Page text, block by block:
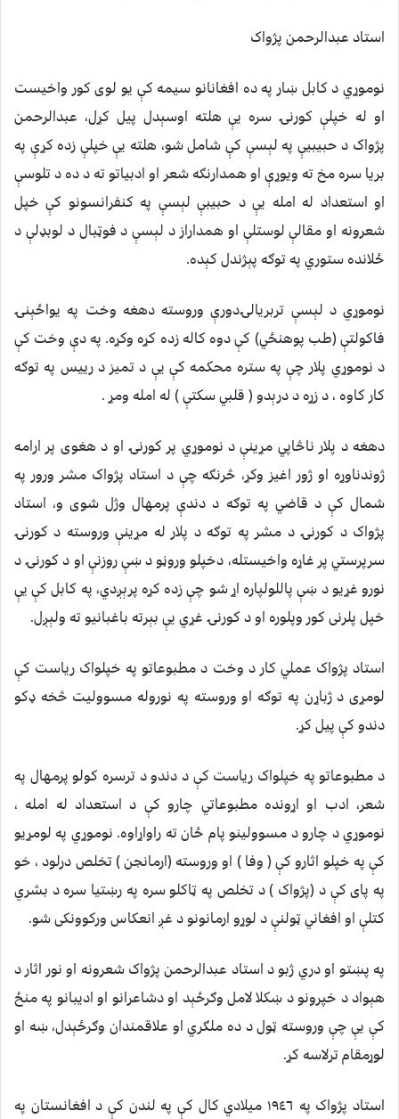
استاد عبدالرحمن پژواک
نوموړي د کابل ښار په ده افغانانو سيمه کې يو لوى کور واخيست
او له خپلې کورنۍ سره يې هلته اوسېدل پيل کړل، عبدالرحمن
پژواک د حبيبيې په لېسې کې شامل شو، هلته يې خپلې زده کړې په
بريا سره مخ ته ويوړې او همدارنګه شعر او ادبياتو ته د ده د تلوسې
او استعداد له امله يې د حبيبې لېسې په کنفرانسونو کې خپل
شعرونه او مقالې لوستلې او همداراز د لېسې د فوټبال د لوبډلې د
ځلانده ستوري په توګه پېژندل کېده.
نوموړي د لېسې تربريالۍدورې وروسته دهغه وخت په يواځېنۍ
فاکولتې (طب پوهنځي) کې دوه کاله زده کړه وکړه. په دې وخت کې
د نوموړي پلار چې په ستره محکمه کې يې د تميز د رييس په توګه
کار کاوه ، د زړه د درېدو ( قلبي سکتې ) له امله ومړ .
دهغه د پلار ناڅاپي مړينې د نوموړي پر کورنۍ او د هغوى پر ارامه
ژوندناوړه او ژور اغيز وکړ، څرنګه چې د استاد پژواک مشر ورور په
شمال کې د قاضي په توګه د دندې پرمهال وژل شوى و، استاد
پژواک د کورنۍ د مشر په توګه د پلار له مړينې وروسته د کورنۍ
سرپرستي پر غاړه واخيستله، دخپلو وروڼو د ښې روزنې او د کورنۍ د
نورو غړيو د ښې پاللولپاره اړ شو چې زده کړه پرېږدي، په کابل کې يې
خپل پلرنى کور وپلوره او د کورنۍ غړي يې بېرته باغبانيو ته ولېږل.
استاد پژواک عملي کار د وخت د مطبوعاتو په خپلواک رياست کې
لومړى د ژباړن په توګه او وروسته په نوروله مسووليت څخه ډکو
دندو کې پيل کړ.
د مطبوعاتو په خپلواک رياست کې د دندو د ترسره کولو پرمهال په
شعر، ادب او اړونده مطبوعاتي چارو کې د استعداد له امله ،
نوموړي د چارو د مسوولينو پام ځان ته راواړاوه. نوموړي په لومړيو
کې په خپلو اثارو کې ( وفا ) او وروسته (ارمانجن ) تخلص درلود ، خو
په پاى کې د (پژواک ) د تخلص په ټاکلو سره په رښتيا سره د بشري
کتلې او افغاني ټولنې د لوړو ارمانونو د غږ انعکاس ورکوونکى شو.
په پښتو او دري ژبو د استاد عبدالرحمن پژواک شعرونه او نور اثار د
هېواد د خپرونو د ښکلا لامل وګرځېد او دشاعرانو او اديبانو په منځ
کې يې چې وروسته ټول د ده ملګري او علاقمندان وګرځېدل، ښه او
لوړمقام ترلاسه کړ.
استاد پژواک په ١٩٤٦ ميلادي کال کې په لندن کې د افغانستان په